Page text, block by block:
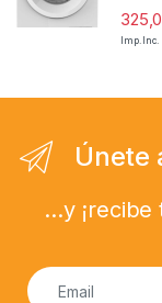
Imp. Inc.
Únete
...y